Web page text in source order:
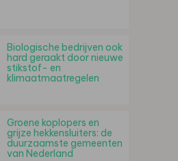
Biologische bedrijven ook
hard geraakt door nieuwe
stikstof- en
klimaatmaatregelen
Groene koplopers en
grijze hekkensluiters: de
duurzaamste gemeenten
van Nederland